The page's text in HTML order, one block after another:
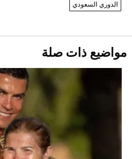
أغلى 10 عطور في العالم
2026-07-25
"بوجاتي
مزاد
2026-07-23
الدوري السعودي
مواضيع ذات صلة